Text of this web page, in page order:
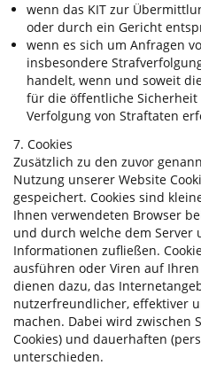
wenn das KIT zur
oder durch ein Gericht
wenn es sich um Anfragen
insbesondere
handelt, wenn und soweit
für die öffentliche
Verfolgung von Straftaten
7. Cookies
Zusätzlich zu den zuvor
Nutzung unserer Website
gespeichert. Cookies sind
Ihnen verwendeten Browser
und durch welche dem Server
Informationen zufließen.
ausführen oder Viren auf
dienen dazu, das
nutzerfreundlicher, effektiver
machen. Dabei wird zwischen
Cookies) und dauerhaften
unterschieden.